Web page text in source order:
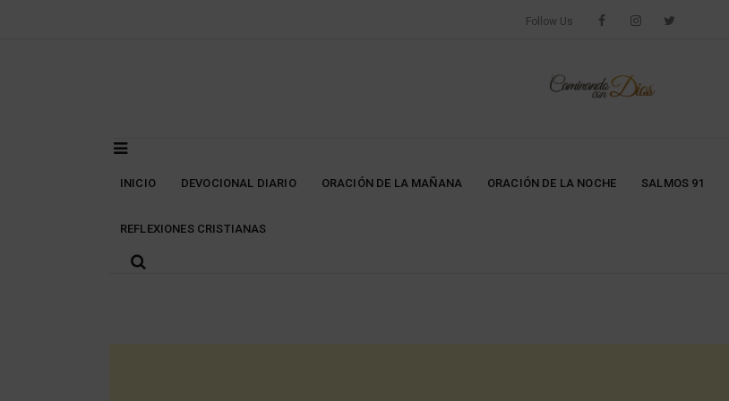
Follow Us
INICIO DEVOCIONAL DIARIO ORACIÓN DE LA MAÑANA ORACIÓN DE LA NOCHE SALMOS 91
REFLEXIONES CRISTIANAS